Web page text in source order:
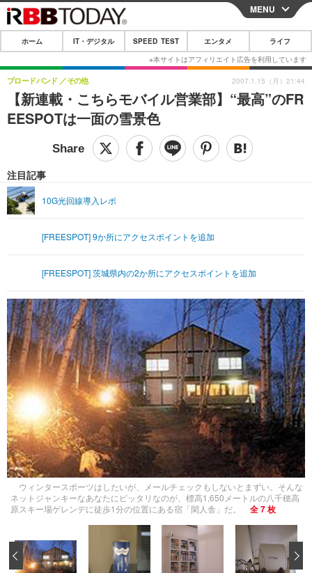
CLOSE
ホーム
IT・デジタル
IT・デジタルTOP スマートフォン
ショッピング その他
SPEED TEST
エンタメTOP 映画・ドラマ
グラビア
ショッピング その他
ライフTOP
リリース一覧
MENU
ホーム IT・デジタル SPEED TEST エンタメ ライフ
【新連載・こちらモバイル営業部】“最高”のFR
EESPOTは一面の雪景色
ブロードバンド その他
注目記事
10G光回線導入レポ
[FREESPOT] 9か所にアクセスポイントを追加
[FREESPOT] 茨城県内の2か所にアクセスポイントを追加
2007.1.15（月）21:44
ウィンタースポーツはしたいが、メールチェックもしないとまずい。そんな
ネットジャンキーなあなたにピッタリなのが、標高1,650メートルの八千穂高
原スキー場ゲレンデに徒歩1分の位置にある宿「閑人舎」だ。
全 7 枚
‹